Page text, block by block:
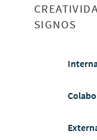
SIGNOS